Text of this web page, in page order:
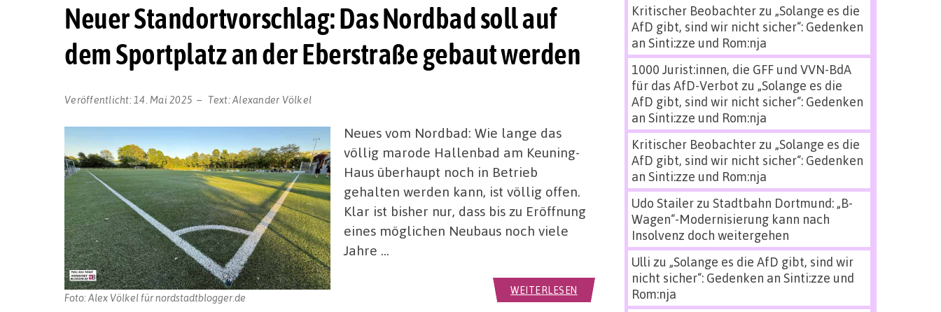
Neuer Standortvorschlag: Das Nordbad soll auf
dem Sportplatz an der Eberstraße gebaut werden
Veröffentlicht: 14. Mai 2025 Text:Alexander Völkel
Foto: Alex Völkel für nordstadtblogger.de
Neues vom Nordbad: Wie lange das
völlig marode Hallenbad am Keuning-
Haus überhaupt noch in Betrieb
gehalten werden kann, ist völlig offen.
Klar ist bisher nur, dass bis zu Eröffnung
eines möglichen Neubaus noch viele
Jahre …
WEITERLESEN
Kritischer Beobachterzu „Solange es die
AfD gibt, sind wir nicht sicher“: Gedenken
an Sinti:zze und Rom:nja
1000 Jurist:innen, die GFF und VVN-BdA
für das AfD-Verbot zu „Solange es die
AfD gibt, sind wir nicht sicher“: Gedenken
an Sinti:zze und Rom:nja
Kritischer Beobachterzu „Solange es die
AfD gibt, sind wir nicht sicher“: Gedenken
an Sinti:zze und Rom:nja
Udo Stailerzu Stadtbahn Dortmund: „B-
Wagen“-Modernisierung kann nach
Insolvenz doch weitergehen
Ulli zu „Solange es die AfD gibt, sind wir
nicht sicher“: Gedenken an Sinti:zze und
Rom:nja